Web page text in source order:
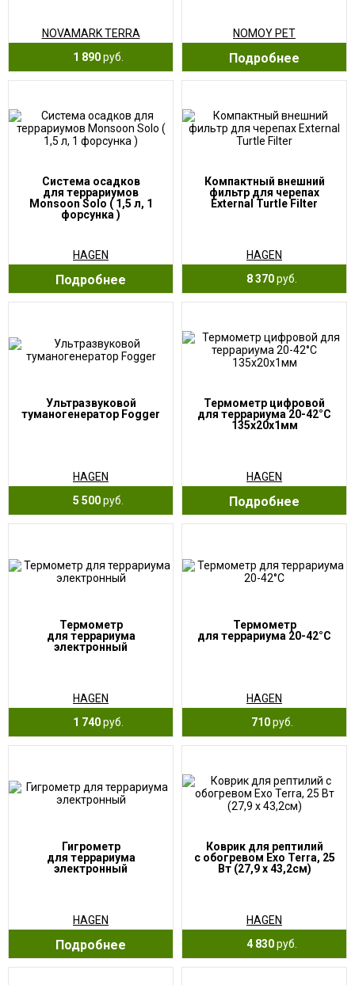
NOVAMARK TERRA
1 890руб.
NOMOY PET
Подробнее
Система осадков
для террариумов
Monsoon Solo ( 1,5 л, 1
форсунка )
HAGEN
Подробнее
Компактный внешний
фильтр для черепах
External Turtle Filter
HAGEN
8 370руб.
Ультразвуковой
туманогенератор Fogger
HAGEN
5 500руб.
Термометр цифровой
для террариума 20-42°C
135х20х1мм
HAGEN
Подробнее
Термометр
для террариума
электронный
HAGEN
1 740руб.
Термометр
для террариума 20-42°C
HAGEN
710руб.
Гигрометр
для террариума
электронный
HAGEN
Подробнее
Коврик для рептилий
с обогревом Exo Terra, 25
Вт (27,9 x 43,2см)
HAGEN
4 830руб.